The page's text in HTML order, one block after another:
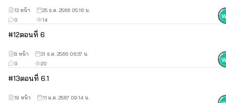
14
0
13 หน้า 25 ธ.ค. 2566 05:16 น.
#12ตอนที่ 6
20
0
8 หน้า 31 ธ.ค. 2566 06:37 น.
#13ตอนที่ 6.1
19 หน้า 11 ม.ค. 2567 09:14 น.